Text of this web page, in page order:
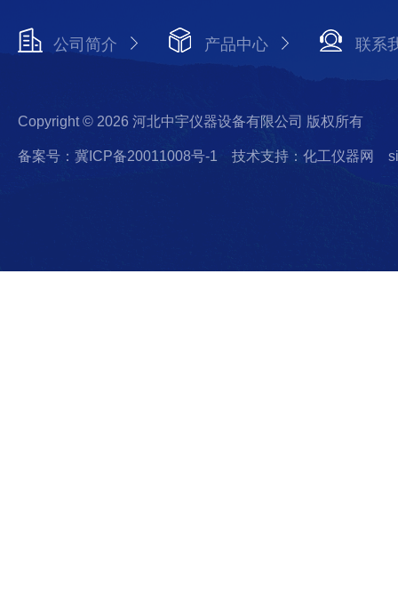
公司简介 产品中心 联系
Copyright © 2026 河北中宇仪器设备有限公司 版权所有
备案号：冀ICP备20011008号-1 技术支持：化工仪器网